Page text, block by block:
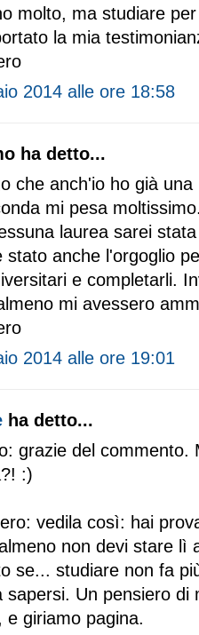
molto, ma studiare
la mia
2014 alle ore 18:58
ha detto...
che anch'io ho già
mi pesa
laurea sarei
stato anche l'orgoglio
e completarli.
mi avessero
2014 alle ore 19:01
ha detto...
grazie del
:)
vedila così: hai
non devi stare lì
se... studiare non fa
sapersi. Un pensiero
e giriamo pagina.